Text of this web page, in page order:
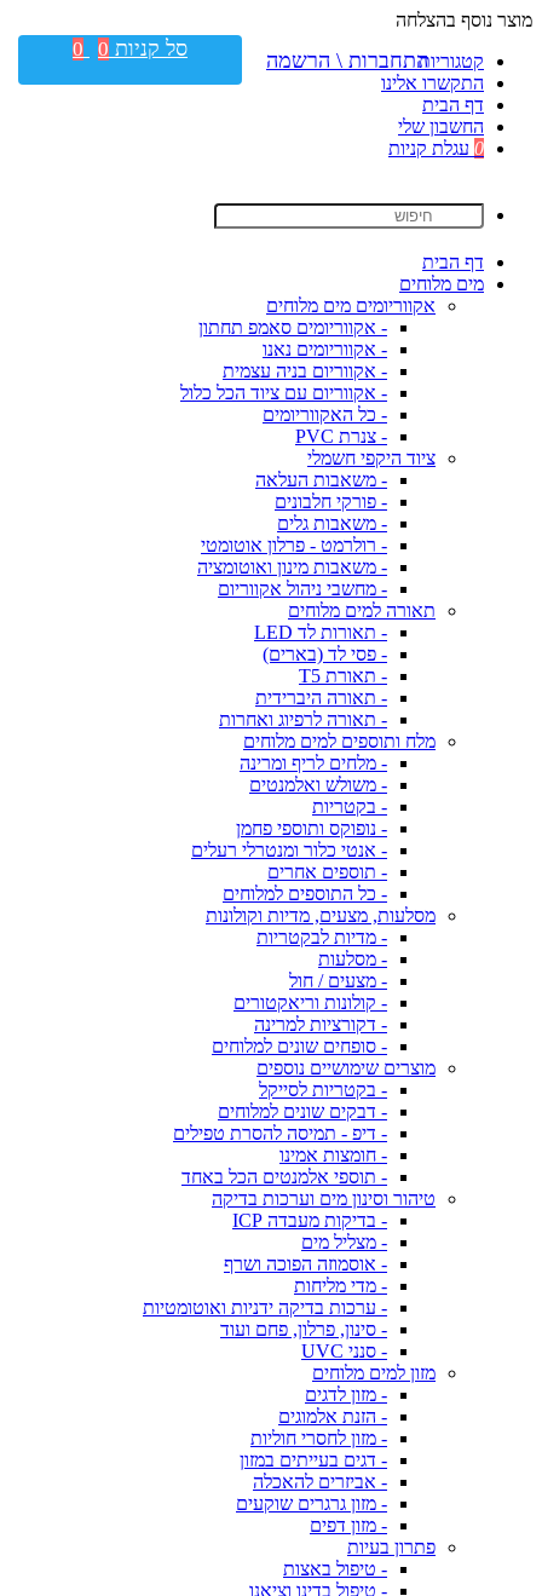
מוצר נוסף בהצלחה
קטגוריות
התקשרו אלינו
דף הבית
החשבון שלי
0 עגלת קניות
דף הבית
מים מלוחים
אקווריומים מים מלוחים
- אקווריומים סאמפ תחתון
- אקווריומים נאנו
- אקווריום בניה עצמית
- אקווריום עם ציוד הכל כלול
- כל האקווריומים
- צנרת PVC
ציוד היקפי חשמלי
- משאבות העלאה
- פורקי חלבונים
- משאבות גלים
- רולרמט - פרלון אוטומטי
- משאבות מינון ואוטומציה
- מחשבי ניהול אקווריום
תאורה למים מלוחים
- תאורות לד LED
- פסי לד (בארים)
- תאורת T5
- תאורה היברידית
- תאורה לרפיוג ואחרות
מלח ותוספים למים מלוחים
- מלחים לריף ומרינה
- משולש ואלמנטים
- בקטריות
- נופוקס ותוספי פחמן
- אנטי כלור ומנטרלי רעלים
- תוספים אחרים
- כל התוספים למלוחים
מסלעות, מצעים, מדיות וקולונות
- מדיות לבקטריות
- מסלעות
- מצעים / חול
- קולונות וריאקטורים
- דקורציות למרינה
- סופחים שונים למלוחים
מוצרים שימושיים נוספים
- בקטריות לסייקל
- דבקים שונים למלוחים
- דיפ - תמיסה להסרת טפילים
- חומצות אמינו
- תוספי אלמנטים הכל באחד
טיהור וסינון מים וערכות בדיקה
- בדיקות מעבדה ICP
- מצליל מים
- אוסמוזה הפוכה ושרף
- מדי מליחות
- ערכות בדיקה ידניות ואוטומטיות
- סינון, פרלון, פחם ועוד
- סנני UVC
מזון למים מלוחים
- מזון לדגים
- הזנת אלמוגים
- מזון לחסרי חוליות
- דגים בעייתים במזון
- אביזרים להאכלה
- מזון גרגרים שוקעים
- מזון דפים
פתרון בעיות
- טיפול באצות
- טיפול בדינו וציאנו
התחברות \ הרשמה סל קניות 0
0